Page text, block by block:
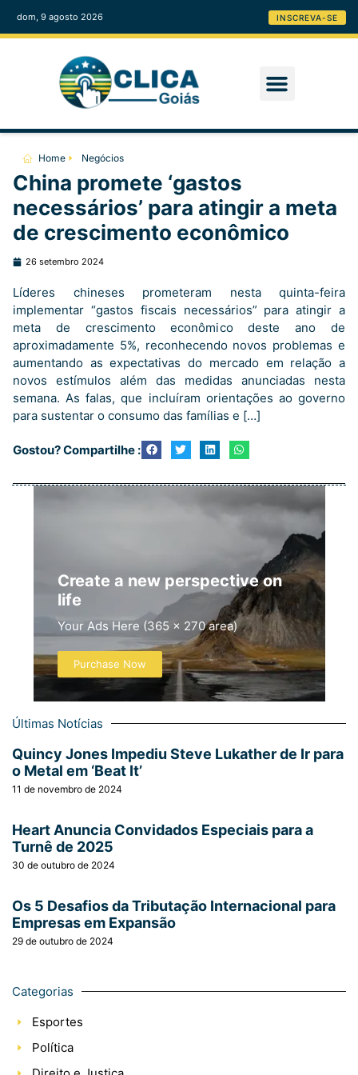
dom, 9 agosto 2026 INSCREVA-SE
Home Negócios
China promete ‘gastos
necessários’ para atingir a meta
de crescimento econômico
26 setembro 2024
Líderes chineses prometeram nesta quinta-feira
implementar “gastos fiscais necessários” para atingir a
meta de crescimento econômico deste ano de
aproximadamente 5%, reconhecendo novos problemas e
aumentando as expectativas do mercado em relação a
novos estímulos além das medidas anunciadas nesta
semana. As falas, que incluíram orientações ao governo
para sustentar o consumo das famílias e […]
Gostou? Compartilhe :
Create a new perspective on
life
Your Ads Here (365 x 270 area)
Purchase Now
Últimas Notícias
Quincy Jones Impediu Steve Lukather de Ir para
o Metal em ‘Beat It’
11 de novembro de 2024
Heart Anuncia Convidados Especiais para a
Turnê de 2025
30 de outubro de 2024
Os 5 Desafios da Tributação Internacional para
Empresas em Expansão
29 de outubro de 2024
Categorias
Esportes
Política